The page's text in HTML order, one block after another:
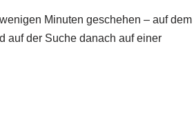
Minuten geschehen – auf dem
auf der Suche danach auf einer